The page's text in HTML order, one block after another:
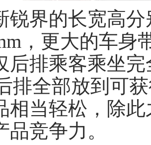
的长宽高分
，更大的车身
后排乘客乘坐
排全部放到可
相当轻松，除
品竞争力。